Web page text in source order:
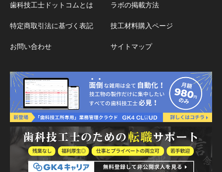
歯科技工士ドットコムとは
特定商取引法に基づく表記
お問い合わせ
ラボの掲載方法
技工材料購入ページ
サイトマップ